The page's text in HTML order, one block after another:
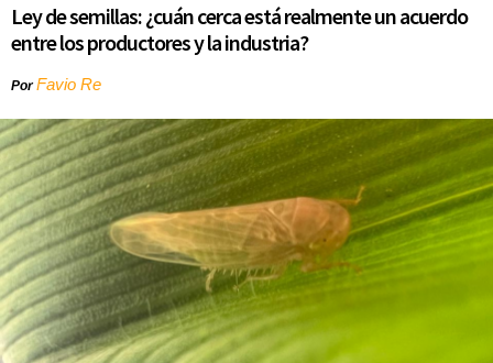
Ley de semillas: ¿cuán cerca está realmente un acuerdo
entre los productores y la industria?
PorFavio Re